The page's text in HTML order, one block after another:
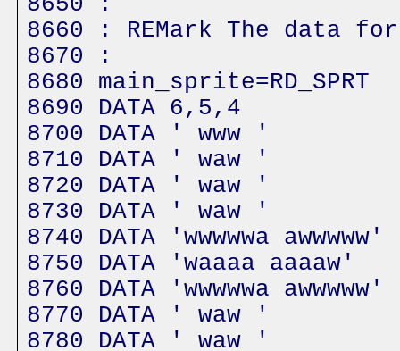
8660 : REMark The data
8670 :
8680 main_sprite=RD_SPRT
8690 DATA 6,5,4
8700 DATA ' www '
8710 DATA ' waw '
8720 DATA ' waw '
8730 DATA ' waw '
8740 DATA 'wwwwwa awwwww'
8750 DATA 'waaaa aaaaw'
8760 DATA 'wwwwwa awwwww'
8770 DATA ' waw '
8780 DATA ' waw '